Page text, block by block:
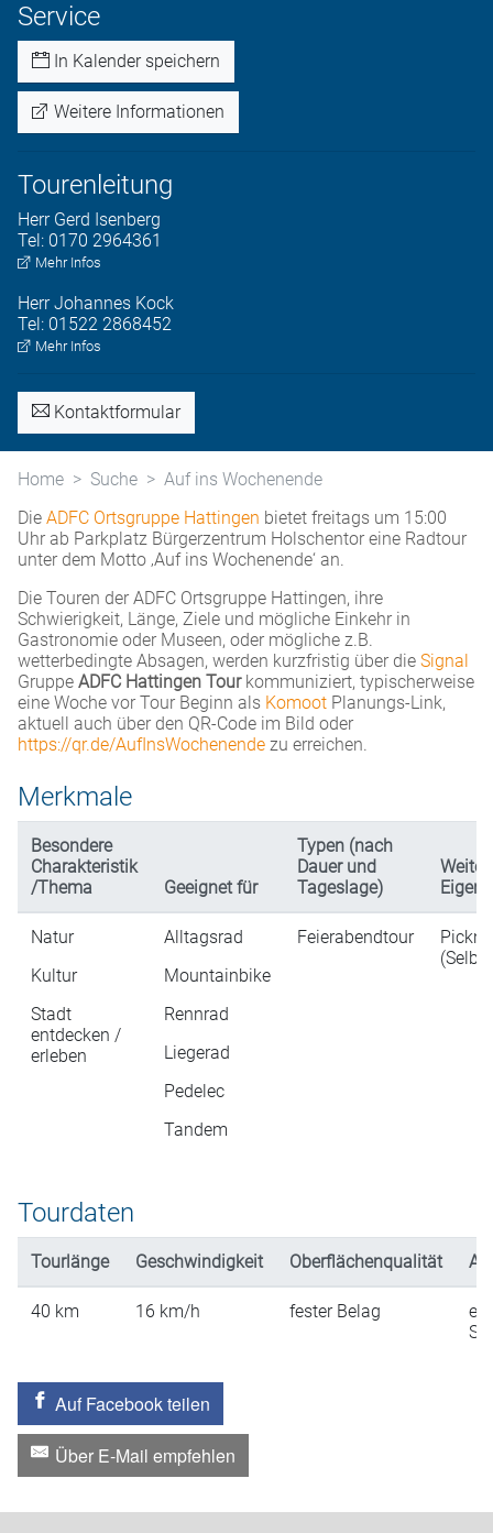
Service
In Kalender speichern
Weitere Informationen
Tourenleitung
Herr Gerd Isenberg
Tel: 0170 2964361
Mehr Infos
Herr Johannes Kock
Tel: 01522 2868452
Mehr Infos
Kontaktformular
Home Suche
Auf ins Wochenende
Die ADFC Ortsgruppe Hattingen bietet freitags um 15:00
Uhr ab Parkplatz Bürgerzentrum Holschentor eine Radtour
unter dem Motto ‚Auf ins Wochenende‘ an.
Die Touren der ADFC Ortsgruppe Hattingen, ihre
Schwierigkeit, Länge, Ziele und mögliche Einkehr in
Gastronomie oder Museen, oder mögliche z.B.
wetterbedingte Absagen, werden kurzfristig über die Signal
Gruppe ADFC Hattingen Tourkommuniziert, typischerweise
eine Woche vor Tour Beginn als Komoot Planungs-Link,
aktuell auch über den QR-Code im Bild oder
https://qr.de/AufInsWochenende zu erreichen.
Merkmale
Besondere
Charakteristik
/Thema
Geeignet für
Typen (nach
Dauer und
Tageslage)
Natur
Kultur
Stadt
entdecken /
erleben
Alltagsrad
Mountainbike
Rennrad
Liegerad
Pedelec
Tandem
Feierabendtour
Tourdaten
Tourlänge Geschwindigkeit Oberflächenqualität
40 km 16 km/h fester Belag
Auf Facebook teilen
Über E-Mail empfehlen